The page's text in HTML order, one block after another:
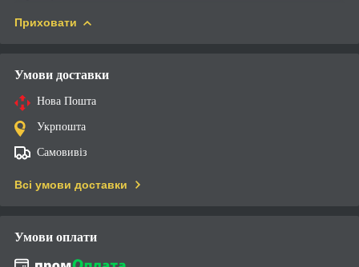
Приховати
Умови доставки
Нова Пошта
Укрпошта
Самовивіз
Всі умови доставки
Умови оплати